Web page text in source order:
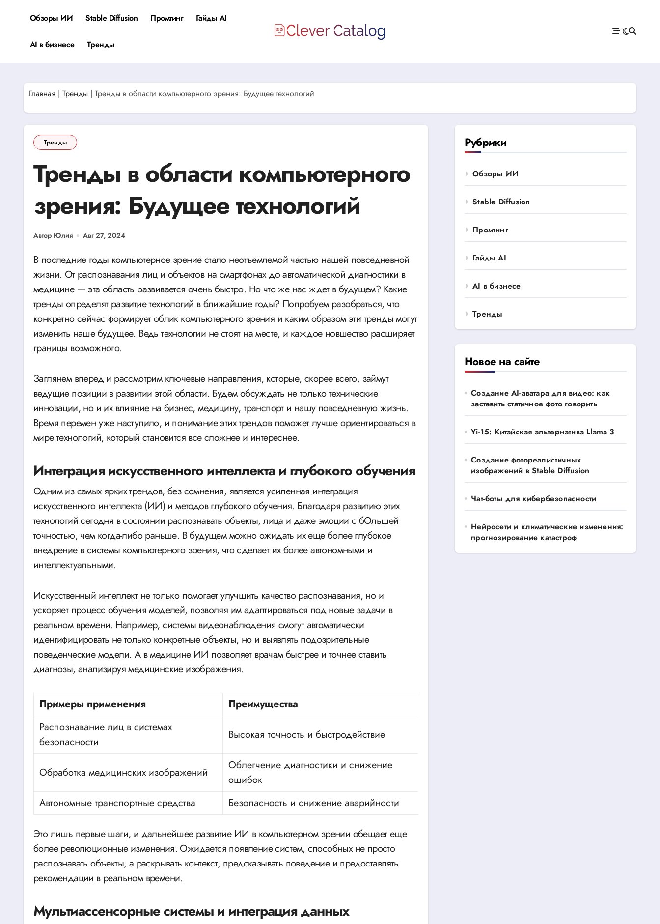
Обзоры ИИ Stable Diffusion Промтинг Гайды AI
AI в бизнесе Тренды
Главная | Тренды | Тренды в области компьютерного зрения: Будущее технологий
Тренды
Тренды в области компьютерного
зрения: Будущее технологий
Автор Юлия Авг 27, 2024
В последние годы компьютерное зрение стало неотъемлемой частью нашей повседневной
жизни. От распознавания лиц и объектов на смартфонах до автоматической диагностики в
медицине — эта область развивается очень быстро. Но что же нас ждет в будущем? Какие
тренды определят развитие технологий в ближайшие годы? Попробуем разобраться, что
конкретно сейчас формирует облик компьютерного зрения и каким образом эти тренды могут
изменить наше будущее. Ведь технологии не стоят на месте, и каждое новшество расширяет
границы возможного.
Заглянем вперед и рассмотрим ключевые направления, которые, скорее всего, займут
ведущие позиции в развитии этой области. Будем обсуждать не только технические
инновации, но и их влияние на бизнес, медицину, транспорт и нашу повседневную жизнь.
Время перемен уже наступило, и понимание этих трендов поможет лучше ориентироваться в
мире технологий, который становится все сложнее и интереснее.
Интеграция искусственного интеллекта и глубокого обучения
Одним из самых ярких трендов, без сомнения, является усиленная интеграция
искусственного интеллекта (ИИ) и методов глубокого обучения. Благодаря развитию этих
технологий сегодня в состоянии распознавать объекты, лица и даже эмоции с бОльшей
точностью, чем когда-либо раньше. В будущем можно ожидать их еще более глубокое
внедрение в системы компьютерного зрения, что сделает их более автономными и
интеллектуальными.
Искусственный интеллект не только помогает улучшить качество распознавания, но и
ускоряет процесс обучения моделей, позволяя им адаптироваться под новые задачи в
реальном времени. Например, системы видеонаблюдения смогут автоматически
идентифицировать не только конкретные объекты, но и выявлять подозрительные
поведенческие модели. А в медицине ИИ позволяет врачам быстрее и точнее ставить
диагнозы, анализируя медицинские изображения.
Примеры применения
Преимущества
Распознавание лиц в системах
безопасности
Высокая точность и быстродействие
Обработка медицинских изображений
Облегчение диагностики и снижение
ошибок
Автономные транспортные средства
Безопасность и снижение аварийности
Это лишь первые шаги, и дальнейшее развитие ИИ в компьютерном зрении обещает еще
более революционные изменения. Ожидается появление систем, способных не просто
распознавать объекты, а раскрывать контекст, предсказывать поведение и предоставлять
рекомендации в реальном времени.
Мультиассенсорные системы и интеграция данных
Рубрики
Обзоры ИИ
Stable Diffusion
Промтинг
Гайды AI
AI в бизнесе
Тренды
Новое на сайте
Создание AI-аватара для видео: как
заставить статичное фото говорить
Yi-15: Китайская альтернатива Llama 3
Создание фотореалистичных
изображений в Stable Diffusion
Чат-боты для кибербезопасности
Нейросети и климатические изменения:
прогнозирование катастроф